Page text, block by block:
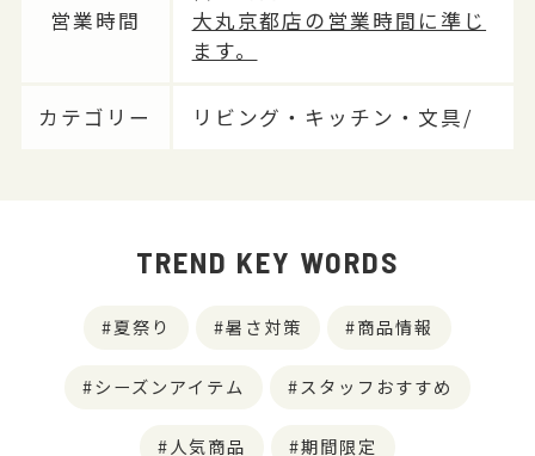
営業時間
大丸京都店の営業時間に準じ
ます。
カテゴリー リビング・キッチン・文具/
TREND KEY WORDS
夏祭り 暑さ対策 商品情報
シーズンアイテム スタッフおすすめ
人気商品 期間限定